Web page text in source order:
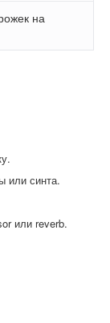
на
или синта.
или reverb.